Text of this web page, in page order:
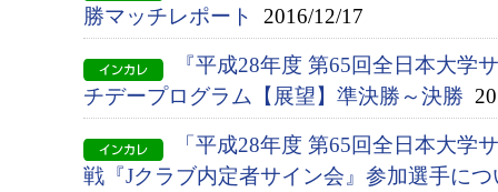
勝マッチレポート
2016/12/17
『平成28年度 第65回全日本大学
チデープログラム【展望】準決勝～決勝
「平成28年度 第65回全日本大学
戦『Jクラブ内定者サイン会』参加選手につ